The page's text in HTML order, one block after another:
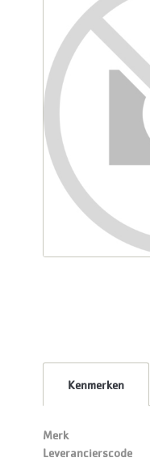
Kenmerken
Merk
Leverancierscode